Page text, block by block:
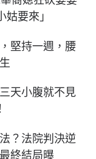
要來」
堅持一週，腰
天小腹就不見
？法院判決逆
終結局曝